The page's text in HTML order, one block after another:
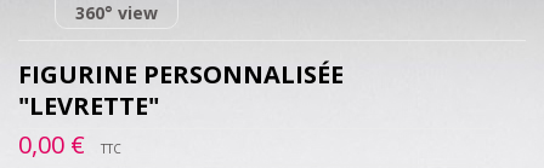
360° view
FIGURINE PERSONNALISÉE
"LEVRETTE"
0,00 €
TTC